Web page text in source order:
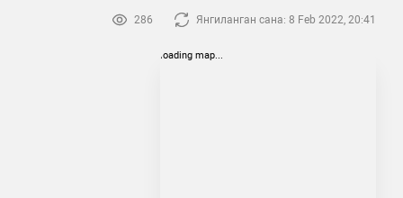
286 Янгиланган сана: 8 Feb 2022, 20:41
loading map...